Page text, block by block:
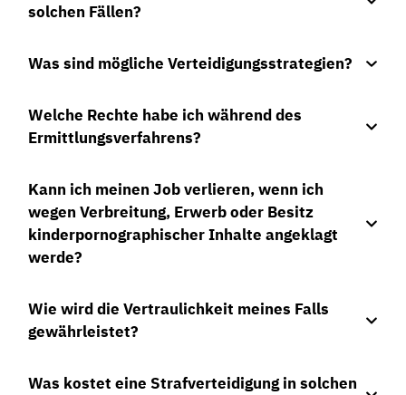
solchen Fällen?
Was sind mögliche Verteidigungsstrategien?
Welche Rechte habe ich während des
Ermittlungsverfahrens?
Kann ich meinen Job verlieren, wenn ich
wegen Verbreitung, Erwerb oder Besitz
kinderpornographischer Inhalte angeklagt
werde?
Wie wird die Vertraulichkeit meines Falls
gewährleistet?
Was kostet eine Strafverteidigung in solchen